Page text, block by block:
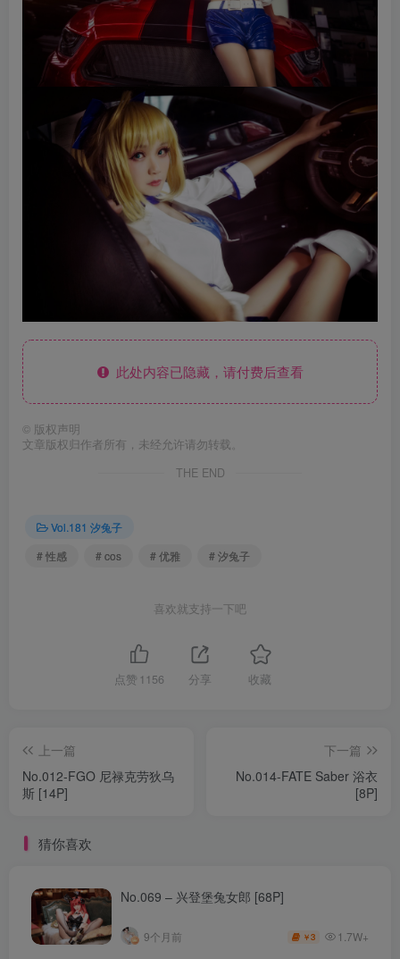
此处内容已隐藏，请付费后查看
© 版权声明
文章版权归作者所有，未经允许请勿转载。
THE END
Vol.181 汐兔子
# 性感
# cos # 优雅 # 汐兔子
喜欢就支持一下吧
点赞 1156 分享 收藏
上一篇
No.012-FGO 尼禄克劳狄乌
斯 [14P]
下一篇
No.014-FATE Saber 浴衣
[8P]
猜你喜欢
No.069 – 兴登堡兔女郎 [68P]
9个月前 ￥3 1.7W+